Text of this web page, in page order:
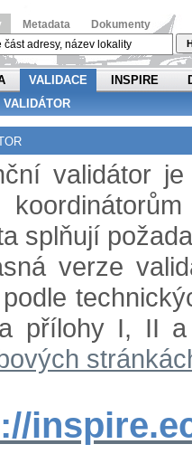
Metadata Dokumenty
VALIDACE INSPIRE
VALIDÁTOR
validátor
splňují
verze
přílohy I, II a